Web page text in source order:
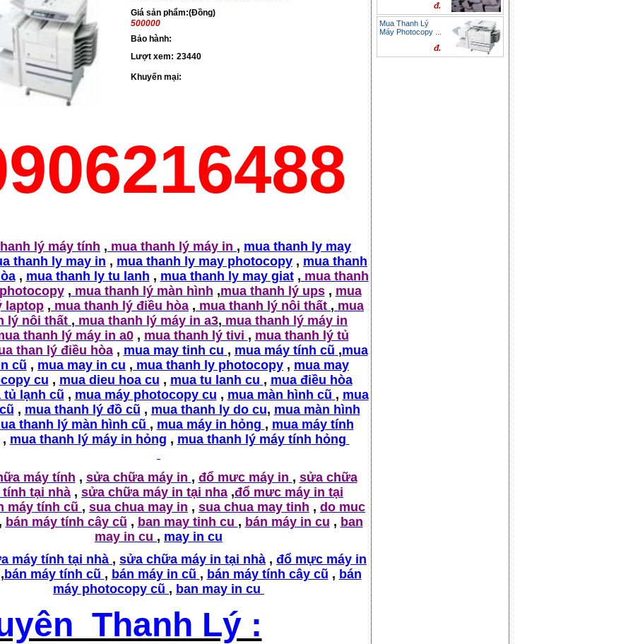
Giá sản phẩm:(Đồng)
500000
Bảo hành:
Lượt xem: 23440
Khuyến mại:
lý máy tính , mua thanh lý máy in , mua thanh ly may
thanh ly may in , mua thanh ly may photocopy , mua thanh
, mua thanh ly tu lanh , mua thanh ly may giat , mua thanh
, mua thanh lý màn hình ,mua thanh lý ups, mua
laptop , mua thanh lý điều hòa , mua thanh lý nôi thất , mua
lý nôi thất , mua thanh lý máy in a3, mua thanh lý máy in
thanh lý máy in a0, mua thanh lý tivi , mua thanh lý tủ
than lý điều hòa, mua may tinh cu , mua máy tính cũ ,mua
cũ , mua may in cu , mua thanh ly photocopy , mua may
cu , mua dieu hoa cu , mua tu lanh cu , mua điều hòa
tủ lạnh cũ , mua máy photocopy cu , mua màn hình cũ , mua
, mua thanh lý đồ cũ , mua thanh ly do cu, mua màn hình
thanh lý màn hình cũ , mua máy in hỏng , mua máy tính
, mua thanh lý máy in hỏng , mua thanh lý máy tính hỏng
máy tính , sửa chữa máy in , đổ mưc máy in , sửa chữa
tính tại nhà , sửa chữa máy in tại nha ,đổ mưc máy in tại
máy tính cũ , sua chua may in , sua chua may tinh , do muc
bán máy tính cây cũ , ban may tinh cu , bán máy in cu , ban
may in cu , may in cu
máy tính tại nhà , sửa chữa máy in tại nhà , đổ mực máy in
, bán máy tính cũ , bán máy in cũ , bán máy tính cây cũ , bán
máy photocopy cũ , ban may in cu
Thanh Lý :
đ.
Mua Thanh Lý
Máy Photocopy ...
đ.